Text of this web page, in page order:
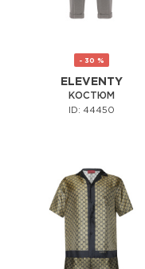
- 30 %
ELEVENTY
КОСТЮМ
ID: 44450